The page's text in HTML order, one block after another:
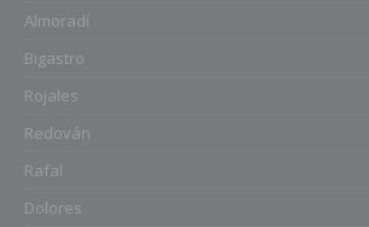
Almoradí
Bigastro
Rojales
Redován
Rafal
Dolores